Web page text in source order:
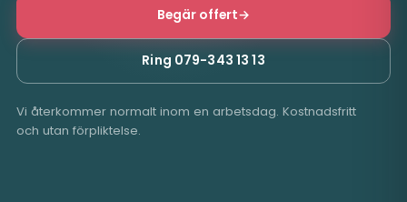
Begär offert→
Ring 079-343 13 13
Vi återkommer normalt inom en arbetsdag. Kostnadsfritt
och utan förpliktelse.